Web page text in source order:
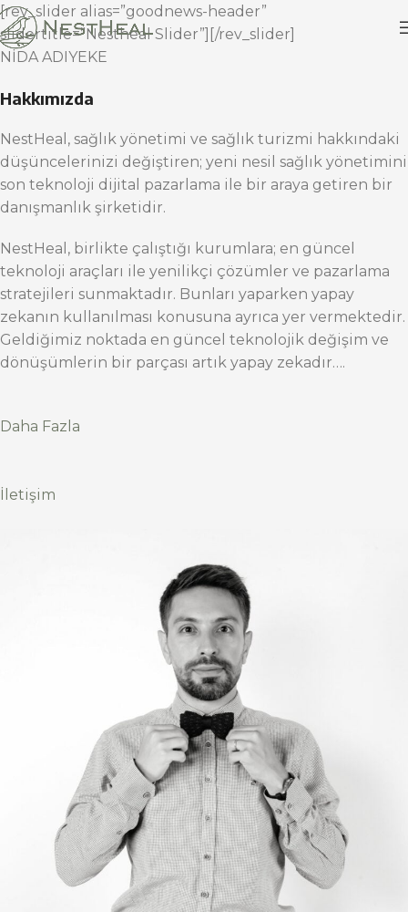
[rev_slider alias=”goodnews-header”
slidertitle=”Nestheal Slider”][/rev_slider]
NİDA ADIYEKE
Hakkımızda
NestHeal, sağlık yönetimi ve sağlık turizmi hakkındaki
düşüncelerinizi değiştiren; yeni nesil sağlık yönetimini
son teknoloji dijital pazarlama ile bir araya getiren bir
danışmanlık şirketidir.
NestHeal, birlikte çalıştığı kurumlara; en güncel
teknoloji araçları ile yenilikçi çözümler ve pazarlama
stratejileri sunmaktadır. Bunları yaparken yapay
zekanın kullanılması konusuna ayrıca yer vermektedir.
Geldiğimiz noktada en güncel teknolojik değişim ve
dönüşümlerin bir parçası artık yapay zekadır….
Daha Fazla
İletişim